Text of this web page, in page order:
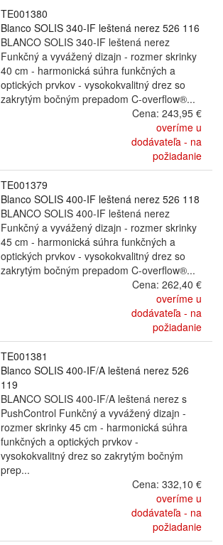
TE001380
Blanco SOLIS 340-IF leštená nerez 526 116
BLANCO SOLIS 340-IF leštená nerez
Funkčný a vyvážený dizajn - rozmer skrinky
40 cm - harmonická súhra funkčných a
optických prvkov - vysokokvalitný drez so
zakrytým bočným prepadom C-overflow®...
Cena: 243,95 €
overíme u
dodávateľa - na
požiadanie
TE001379
Blanco SOLIS 400-IF leštená nerez 526 118
BLANCO SOLIS 400-IF leštená nerez
Funkčný a vyvážený dizajn - rozmer skrinky
45 cm - harmonická súhra funkčných a
optických prvkov - vysokokvalitný drez so
zakrytým bočným prepadom C-overflow®...
Cena: 262,40 €
overíme u
dodávateľa - na
požiadanie
TE001381
Blanco SOLIS 400-IF/A leštená nerez 526
119
BLANCO SOLIS 400-IF/A leštená nerez s
PushControl Funkčný a vyvážený dizajn -
rozmer skrinky 45 cm - harmonická súhra
funkčných a optických prvkov -
vysokokvalitný drez so zakrytým bočným
prep...
Cena: 332,10 €
overíme u
dodávateľa - na
požiadanie